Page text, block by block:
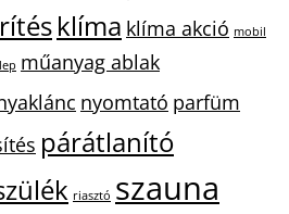
klíma klíma akció mobil
műanyag ablak
nyomtató parfüm
párátlanító
riasztó szauna